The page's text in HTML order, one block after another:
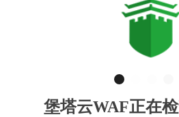
堡塔云WAF正在